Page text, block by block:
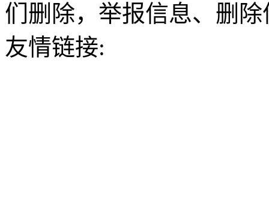
们删除，举报信息、删
友情链接: